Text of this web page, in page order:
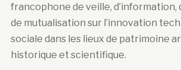
francophone de veille,
de mutualisation sur l’innovation
sociale dans les lieux de patrimoine
historique et scientifique.